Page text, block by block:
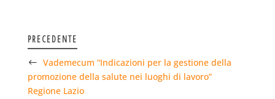
PRECEDENTE
Vademecum “Indicazioni per la gestione della
promozione della salute nei luoghi di lavoro”
Regione Lazio